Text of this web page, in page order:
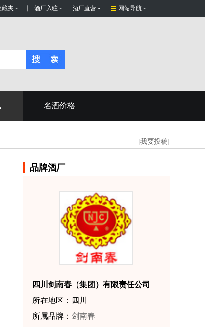
藏夹 酒厂入驻 酒厂直营 网站导航
名酒价格
[我要投稿]
品牌酒厂
四川剑南春（集团）有限责任公司
所在地区：四川
所属品牌： 剑南春